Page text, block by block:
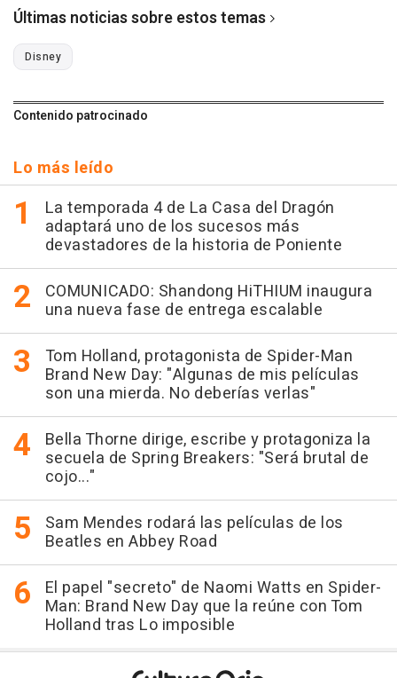
Últimas noticias sobre estos temas
Disney
Contenido patrocinado
Lo más leído
La temporada 4 de La Casa del Dragón
adaptará uno de los sucesos más
devastadores de la historia de Poniente
COMUNICADO: Shandong HiTHIUM inaugura
una nueva fase de entrega escalable
Tom Holland, protagonista de Spider-Man
Brand New Day: "Algunas de mis películas
son una mierda. No deberías verlas"
Bella Thorne dirige, escribe y protagoniza la
secuela de Spring Breakers: "Será brutal de
cojo..."
Sam Mendes rodará las películas de los
Beatles en Abbey Road
El papel "secreto" de Naomi Watts en Spider-
Man: Brand New Day que la reúne con Tom
Holland tras Lo imposible